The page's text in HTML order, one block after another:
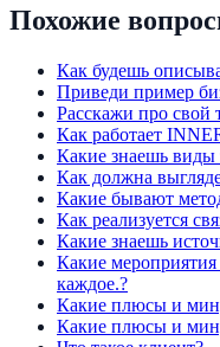
Похожие
Как будешь
Приведи пример
Расскажи про свой
Как работает
Какие знаешь виды
Как должна
Какие бывают
Как реализуется
Какие знаешь
Какие
каждое.?
Какие плюсы и
Какие плюсы и